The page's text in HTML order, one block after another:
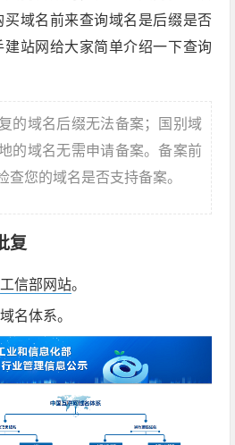
域名前来查询域名是后缀是否
站网给大家简单介绍一下查询
的域名后缀无法备案；国别域
的域名无需申请备案。备案前
查您的域名是否支持备案。
复
工信部网站。
名体系。